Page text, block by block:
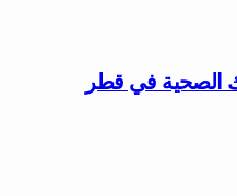
الصحية في قطر